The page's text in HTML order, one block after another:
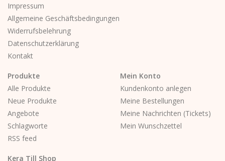
Weihnachten
Geschenke
Kera Till X THERESIENTHAL
Kera Till X GMEINER
Impressum
Allgemeine Geschäftsbedingungen
Widerrufsbelehrung
Datenschutzerklärung
Kontakt
Produkte
Alle Produkte
Neue Produkte
Angebote
Schlagworte
RSS feed
Mein Konto
Kundenkonto anlegen
Meine Bestellungen
Meine Nachrichten (Tickets)
Mein Wunschzettel
Kera Till Shop